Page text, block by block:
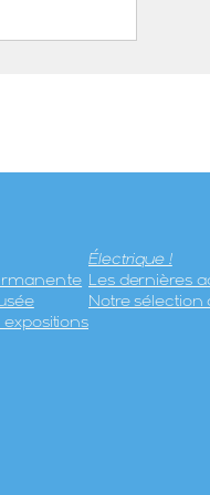
avril
Électrique !
Les dernières
Notre